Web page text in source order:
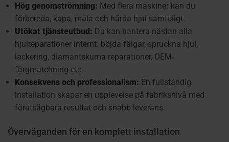
Hög genomströmning: Med flera maskiner kan du
förbereda, kapa, måla och härda hjul samtidigt.
Utökat tjänsteutbud: Du kan hantera nästan alla
hjulreparationer internt: böjda fälgar, spruckna hjul,
lackering, diamantskurna reparationer, OEM-
färgmatchning etc.
Konsekvens och professionalism: En fullständig
installation skapar en upplevelse på fabriksnivå med
förutsägbara resultat och snabb leverans.
Överväganden för en komplett installation